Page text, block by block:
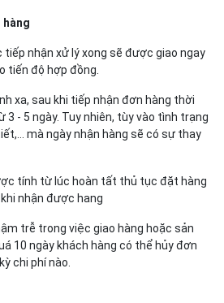
hàng
nhận xử lý xong sẽ được giao ngay
tiến độ hợp đồng.
xa, sau khi tiếp nhận đơn hàng thời
3 - 5 ngày. Tuy nhiên, tùy vào tình trạng
mà ngày nhận hàng sẽ có sự thay
tính từ lúc hoàn tất thủ tục đặt hàng
nhận được hang
trễ trong việc giao hàng hoặc sản
10 ngày khách hàng có thể hủy đơn
chi phí nào.